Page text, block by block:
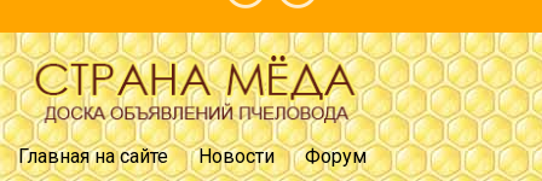
Главная на сайте Новости Форум